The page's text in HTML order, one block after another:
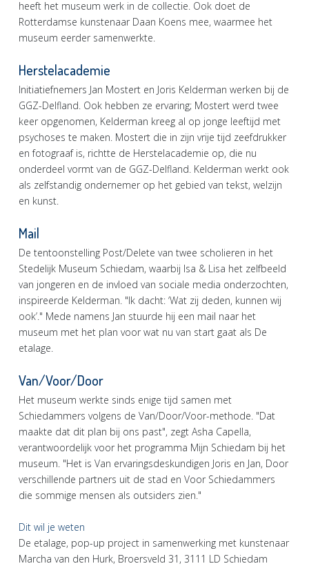
heeft het museum werk in de collectie. Ook doet de
Rotterdamse kunstenaar Daan Koens mee, waarmee het
museum eerder samenwerkte.
Herstelacademie
Initiatiefnemers Jan Mostert en Joris Kelderman werken bij de
GGZ-Delfland. Ook hebben ze ervaring; Mostert werd twee
keer opgenomen, Kelderman kreeg al op jonge leeftijd met
psychoses te maken. Mostert die in zijn vrije tijd zeefdrukker
en fotograaf is, richtte de Herstelacademie op, die nu
onderdeel vormt van de GGZ-Delfland. Kelderman werkt ook
als zelfstandig ondernemer op het gebied van tekst, welzijn
en kunst.
Mail
De tentoonstelling Post/Delete van twee scholieren in het
Stedelijk Museum Schiedam, waarbij Isa & Lisa het zelfbeeld
van jongeren en de invloed van sociale media onderzochten,
inspireerde Kelderman. "Ik dacht: ‘Wat zij deden, kunnen wij
ook’." Mede namens Jan stuurde hij een mail naar het
museum met het plan voor wat nu van start gaat als De
etalage.
Van/Voor/Door
Het museum werkte sinds enige tijd samen met
Schiedammers volgens de Van/Door/Voor-methode. "Dat
maakte dat dit plan bij ons past", zegt Asha Capella,
verantwoordelijk voor het programma Mijn Schiedam bij het
museum. "Het is Van ervaringsdeskundigen Joris en Jan, Door
verschillende partners uit de stad en Voor Schiedammers
die sommige mensen als outsiders zien."
Dit wil je weten
De etalage, pop-up project in samenwerking met kunstenaar
Marcha van den Hurk, Broersveld 31, 3111 LD Schiedam